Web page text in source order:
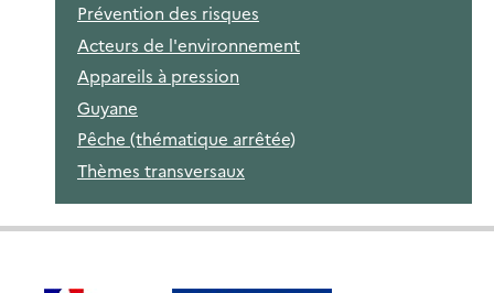
Prévention des risques
Acteurs de l'environnement
Appareils à pression
Guyane
Pêche (thématique arrêtée)
Thèmes transversaux